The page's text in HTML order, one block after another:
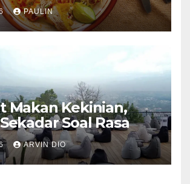
PAULIN
Makan Kekinian,
Soal Rasa
ARVIN DIO